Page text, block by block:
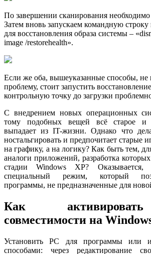
По завершении сканирования
Затем вновь запускаем командную
для восстановления образа системы –
image /restorehealth».
Если же оба, вышеуказанные способы, не
проблему, стоит запустить
контрольную точку до загрузки
С внедрением новых операционных
тому подобных вещей всё старое и
выпадает из IT-жизни. Однако что
ностальгировать и предпочитает старые
на графику, а на логику? Как быть тем,
аналоги приложений, разработка
стадии Windows XP? Оказывается,
специальный режим, который
программы, не предназначенные для
Как
совместимости на
Установить РС для программы или
способами: через редактирование